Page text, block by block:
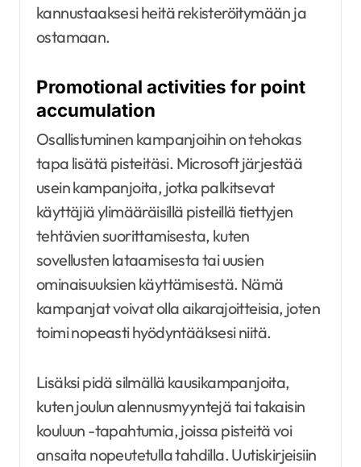
kannustaaksesi heitä rekisteröitymään ja
ostamaan.
Promotional activities for point
accumulation
Osallistuminen kampanjoihin on tehokas
tapa lisätä pisteitäsi. Microsoft järjestää
usein kampanjoita, jotka palkitsevat
käyttäjiä ylimääräisillä pisteillä tiettyjen
tehtävien suorittamisesta, kuten
sovellusten lataamisesta tai uusien
ominaisuuksien käyttämisestä. Nämä
kampanjat voivat olla aikarajoitteisia, joten
toimi nopeasti hyödyntääksesi niitä.
Lisäksi pidä silmällä kausikampanjoita,
kuten joulun alennusmyyntejä tai takaisin
kouluun -tapahtumia, joissa pisteitä voi
ansaita nopeutetulla tahdilla. Uutiskirjeisiin